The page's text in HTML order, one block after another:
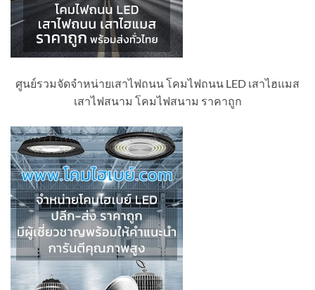
ศูนย์รวมจัดจำหน่ายเสาไฟถนน โคมไฟถนน LED เสาไฮแมส
เสาไฟสนาม โคมไฟสนาม ราคาถูก